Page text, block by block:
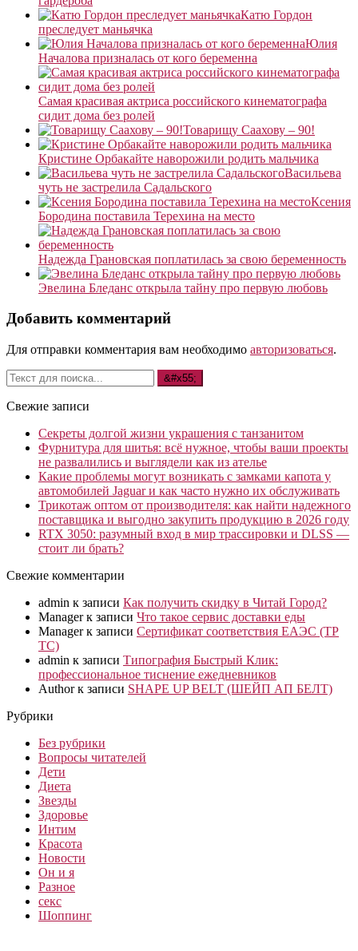
Катю Гордон
преследует маньячка
Юлия
Началова призналась от кого беременна
Самая красивая актриса российского кинематографа
сидит дома без ролей
Товарищу Саахову – 90!
Кристине Орбакайте наворожили родить мальчика
Васильева
чуть не застрелила Садальского
Ксения
Бородина поставила Терехина на место
Надежда Грановская поплатилась за свою беременность
Эвелина Бледанс открыла тайну про первую любовь
Добавить комментарий
Для отправки комментария вам необходимо авторизоваться.
Свежие записи
Секреты долгой жизни украшения с танзанитом
Фурнитура для шитья: всё нужное, чтобы ваши проекты
не развалились и выглядели как из ателье
Какие проблемы могут возникать с замками капота у
автомобилей Jaguar и как часто нужно их обслуживать
Трикотаж оптом от производителя: как найти надежного
поставщика и выгодно закупить продукцию в 2026 году
RTX 3050: разумный вход в мир трассировки и DLSS —
стоит ли брать?
Свежие комментарии
admin к записи Как получить скидку в Читай Город?
Managerк записи Что такое сервис доставки еды
Managerк записи Сертификат соответствия ЕАЭС (ТР
ТС)
admin к записи Типография Быстрый Клик:
профессиональное тиснение ежедневников
Authorк записи SHAPE UP BELT (ШЕЙП АП БЕЛТ)
Рубрики
Без рубрики
Вопросы читателей
Дети
Диета
Звезды
Здоровье
Интим
Красота
Новости
Он и я
Разное
секс
Шоппинг